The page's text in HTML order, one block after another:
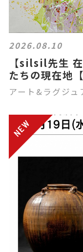
2026.08.10
【silsil先生
たちの現在地
アート&ラグジ